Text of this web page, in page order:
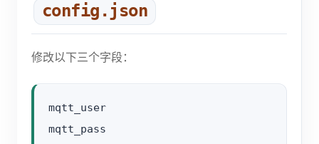
config.json
修改以下三个字段：
mqtt_user
mqtt_pass